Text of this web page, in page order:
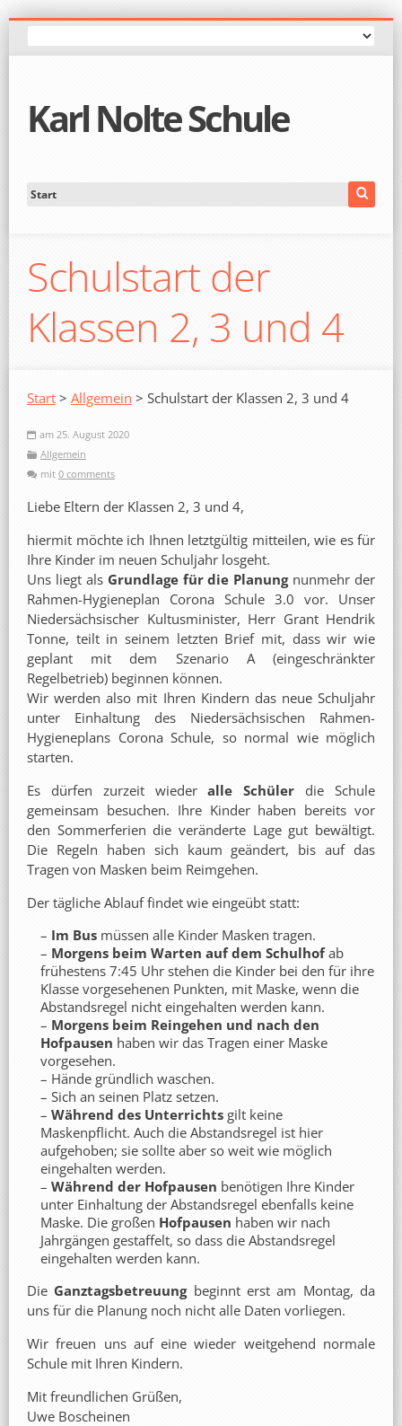
Karl Nolte Schule
Schulstart der
Klassen 2, 3 und 4
Start > Allgemein > Schulstart der Klassen 2, 3 und 4
am 25. August 2020
Allgemein
mit 0 comments
Liebe Eltern der Klassen 2, 3 und 4,
hiermit möchte ich Ihnen letztgültig mitteilen, wie es für
Ihre Kinder im neuen Schuljahr losgeht.
Uns liegt als Grundlage für die Planung nunmehr der
Rahmen-Hygieneplan Corona Schule 3.0 vor. Unser
Niedersächsischer Kultusminister, Herr Grant Hendrik
Tonne, teilt in seinem letzten Brief mit, dass wir wie
geplant mit dem Szenario A (eingeschränkter
Regelbetrieb) beginnen können.
Wir werden also mit Ihren Kindern das neue Schuljahr
unter Einhaltung des Niedersächsischen Rahmen-
Hygieneplans Corona Schule, so normal wie möglich
starten.
Es dürfen zurzeit wiederalle Schülerdie Schule
gemeinsam besuchen. Ihre Kinder haben bereits vor
den Sommerferien die veränderte Lage gut bewältigt.
Die Regeln haben sich kaum geändert, bis auf das
Tragen von Masken beim Reimgehen.
Der tägliche Ablauf findet wie eingeübt statt:
– Im Bus müssen alle Kinder Masken tragen.
– Morgens beim Warten auf dem Schulhofab
frühestens 7:45 Uhr stehen die Kinder bei den für ihre
Klasse vorgesehenen Punkten, mit Maske, wenn die
Abstandsregel nicht eingehalten werden kann.
– Morgens beim Reingehen und nach den
Hofpausen haben wir das Tragen einer Maske
vorgesehen.
– Hände gründlich waschen.
– Sich an seinen Platz setzen.
– Während des Unterrichts gilt keine
Maskenpflicht. Auch die Abstandsregel ist hier
aufgehoben; sie sollte aber so weit wie möglich
eingehalten werden.
– Während der Hofpausen benötigen Ihre Kinder
unter Einhaltung der Abstandsregel ebenfalls keine
Maske. Die großen Hofpausen haben wir nach
Jahrgängen gestaffelt, so dass die Abstandsregel
eingehalten werden kann.
DieGanztagsbetreuung beginnt erst am Montag, da
uns für die Planung noch nicht alle Daten vorliegen.
Wir freuen uns auf eine wieder weitgehend normale
Schule mit Ihren Kindern.
Mit freundlichen Grüßen,
Uwe Boscheinen